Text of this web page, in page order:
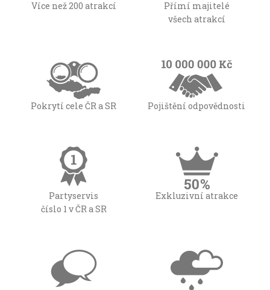
Více než 200 atrakcí
Přímí majitelé
všech atrakcí
Pokrytí cele ČR a SR Pojištění odpovědnosti
Partyservis
číslo 1 v ČR a SR
Exkluzivní atrakce